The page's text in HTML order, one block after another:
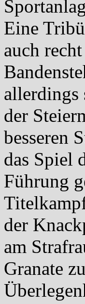
Eine
auch
allerdings
der
besseren
das Spiel
Führung
der
am
Granate